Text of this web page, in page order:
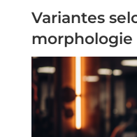
Variantes
morphologie